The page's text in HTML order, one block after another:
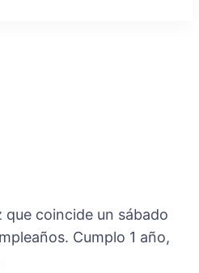
que coincide un sábado
Cumplo 1 año,